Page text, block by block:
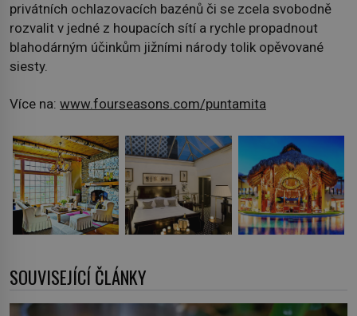
privátních ochlazovacích bazénů či se zcela svobodně
rozvalit v jedné z houpacích sítí a rychle propadnout
blahodárným účinkům jižními národy tolik opěvované
siesty.
Více na: www.fourseasons.com/puntamita
SOUVISEJÍCÍ ČLÁNKY